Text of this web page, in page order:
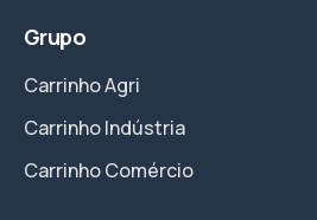
Grupo
Carrinho Agri
Carrinho Indústria
Carrinho Comércio